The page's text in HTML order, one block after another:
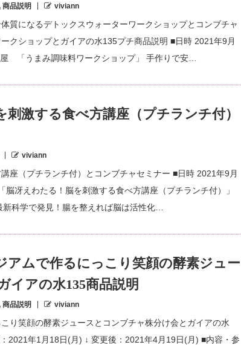
商品説明 viviann
質になるデトックスウォーターワークショップとコンブチャ
クショップとガイアの水135プチ商品説明 ■日時 2021年9月
「うまみ調味料ワークショップ」 手作りで安…
刺激する食べ方講座（プチランチ付）
viviann
座（プチランチ付）とコンブチャセミナー ■日時 2021年9月
冴えわたる！脳を刺激する食べ方講座（プチランチ付）」
科学で発見！腸を整えれば脳は活性化…
アムで作るにっこり笑顔の酵素ジュー
イアの水135商品説明
商品説明 viviann
り笑顔の酵素ジュースとコンブチャ株分け会とガイアの水
年1月18日(月) ↓ 変更後：2021年4月19日(月) ■内容・参